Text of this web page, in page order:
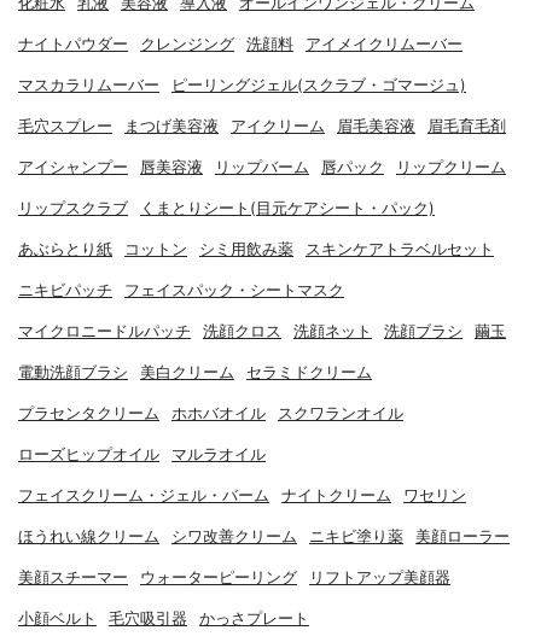
ナイトパウダー クレンジング 洗顔料 アイメイクリムーバー
マスカラリムーバー ピーリングジェル(スクラブ・ゴマージュ)
毛穴スプレー まつげ美容液 アイクリーム 眉毛美容液 眉毛育毛剤
アイシャンプー 唇美容液 リップバーム 唇パック リップクリーム
リップスクラブ くまとりシート(目元ケアシート・パック)
あぶらとり紙 コットン シミ用飲み薬 スキンケアトラベルセット
ニキビパッチ フェイスパック・シートマスク
マイクロニードルパッチ 洗顔クロス 洗顔ネット 洗顔ブラシ 繭玉
電動洗顔ブラシ 美白クリーム セラミドクリーム
プラセンタクリーム ホホバオイル スクワランオイル
ローズヒップオイル マルラオイル
フェイスクリーム・ジェル・バーム ナイトクリーム ワセリン
ほうれい線クリーム シワ改善クリーム ニキビ塗り薬 美顔ローラー
美顔スチーマー ウォーターピーリング リフトアップ美顔器
小顔ベルト 毛穴吸引器 かっさプレート